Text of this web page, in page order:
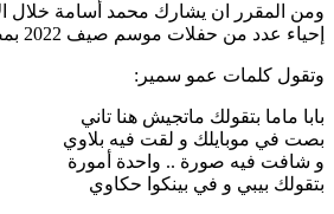
ومن المقرر ان يشارك محمد أسامة خلال
إحياء عدد من حفلات موسم صيف 2022 بمصر والعالم العربي.
وتقول كلمات عمو سمير:
بابا ماما بتقولك ماتجيش هنا تاني
بصت في موبايلك و لقت فيه بلاوي
و شافت فيه صورة .. واحدة أمورة
بتقولك بيبي و في بينكوا حكاوي